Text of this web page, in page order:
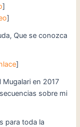
]
]
Que se conozca
]
Mugalari en 2017
sobre mi
para toda la